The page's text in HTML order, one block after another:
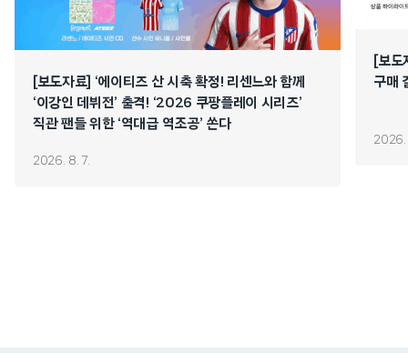
[보도자료] ‘에이티즈 산 시축 확정! 리센느와 함께
‘이강인 데뷔전’ 출격! ‘2026 쿠팡플레이 시리즈’
직관 팬들 위한 ‘역대급 역조공’ 쏜다
2026. 8. 7.
[보
구매
2026.